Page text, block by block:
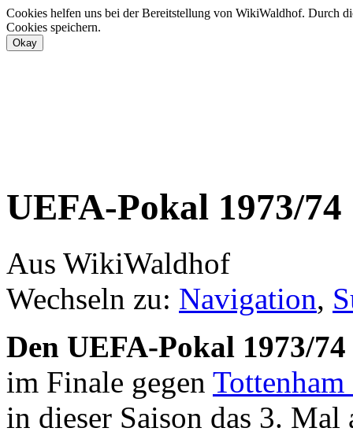
Cookies helfen uns bei der Bereitstellung von WikiWaldhof. Durch
Cookies speichern.
UEFA-Pokal 1973/74
Aus WikiWaldhof
Wechseln zu: Navigation,
Den UEFA-Pokal 1973/74
im Finale gegen
in dieser Saison das 3. Mal